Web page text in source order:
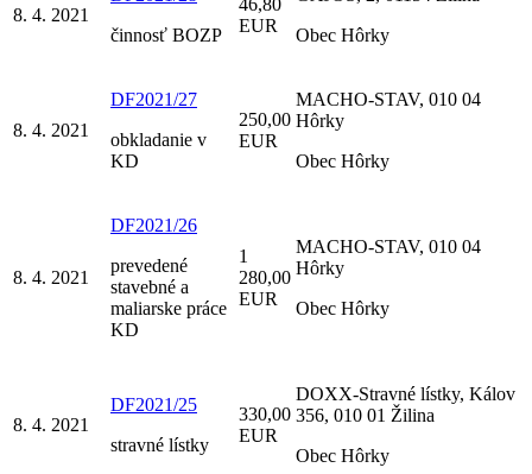
8. 4. 2021
činnosť BOZP
EUR
Obec Hôrky
8. 4. 2021
DF2021/27
obkladanie v
KD
250,00
EUR
MACHO-STAV, 010 04
Hôrky
Obec Hôrky
8. 4. 2021
DF2021/26
prevedené
stavebné a
maliarske práce
KD
1
280,00
EUR
MACHO-STAV, 010 04
Hôrky
Obec Hôrky
8. 4. 2021
DF2021/25
stravné lístky
330,00
EUR
DOXX-Stravné lístky, Kálov
356, 010 01 Žilina
Obec Hôrky